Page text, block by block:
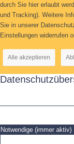
durch Sie hier erlaubt
und Tracking). Weitere
Sie in unserer
Einstellungen widerrufen
Alle akzeptieren
Notwendige (immer aktiv)